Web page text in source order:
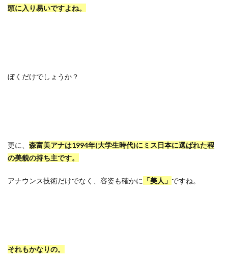
頭に入り易いですよね。
ぼくだけでしょうか？
更に、 森富美アナは1994年(大学生時代)にミス日本に選ばれた程
の美貌の持ち主です。
アナウンス技術だけでなく、容姿も確かに 「美人」 ですね。
それもかなりの。